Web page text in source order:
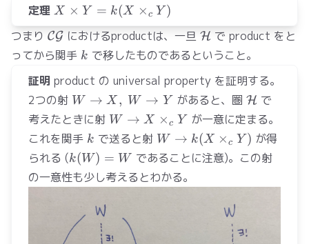
定理 X\times Y
=
k(X\times_c
Y)
X × Y = k(X × c Y )
つまり \mathcal{CG}
CG におけるproductは、一旦\mathcal{H}
H で product をと
ってから関手 k
k で移したものであるということ。
証明 product の universal property を証明する。
2つの射 W\to
X,\
Y
W → X , W → Y があると、圏 H で
考えたときに射 W\to
X\times_c
W → X ×c Y が一意に定まる。
これを関手 k
k で送ると射 W\to
k(X\times_c
Y)
W → k(X ×c Y ) が得
られる (k(W)
= W
k(W) = W であることに注意)。この射
の一意性も少し考えるとわかる。